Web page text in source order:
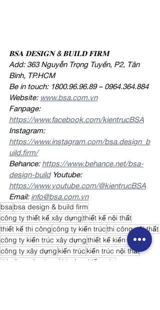
𝐁𝐒𝐀 𝐃𝐄𝐒𝐈𝐆𝐍 & 𝐁𝐔𝐈𝐋𝐃 𝐅𝐈𝐑𝐌
Add: 363 Nguyễn Trọng Tuyển, P2, Tân
Bình, TP.HCM
Be in touch: 1800.96.96.89 – 0964.364.884
Website: www.bsa.com.vn
Fanpage:
https://www.facebook.com/kientrucBSA
Instagram:
https://www.instagram.com/bsa.design_b
uild.firm/
Behance: https://www.behance.net/bsa-
design-build Youtube:
https://www.youtube.com/@kientrucBSA
Email: info@bsa.com.vn
bsabsa design & build firm
công ty thiết kế xây dựngthiết kế nội thất
thiết kế thi côngcông ty kiến trúcthi công nội thất
công ty kiến trúc xây dựngthiết kế kiến trúc
công ty xây dựng kiến trúc kiến trúc nội thất
thi công xây dựng
thi công kiến trúc